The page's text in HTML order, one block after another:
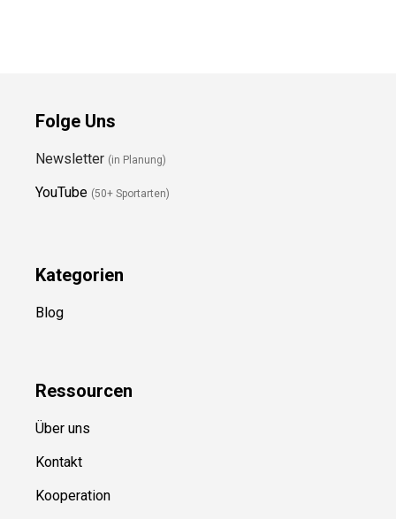
Folge Uns
Newsletter (in Planung)
YouTube (50+ Sportarten)
Kategorien
Blog
Ressourcen
Über uns
Kontakt
Kooperation